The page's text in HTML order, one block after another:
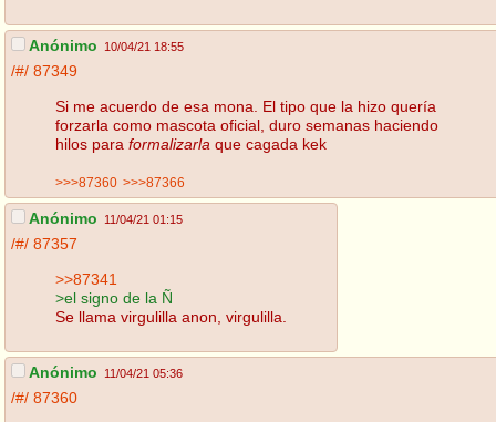
Anónimo 10/04/21 18:55
/#/ 87349
Si me acuerdo de esa mona. El tipo que la hizo quería
forzarla como mascota oficial, duro semanas haciendo
hilos para formalizarla que cagada kek
>>>87360 >>>87366
Anónimo 11/04/21 01:15
/#/ 87357
>>87341
>el signo de la Ñ
Se llama virgulilla anon, virgulilla.
Anónimo 11/04/21 05:36
/#/ 87360